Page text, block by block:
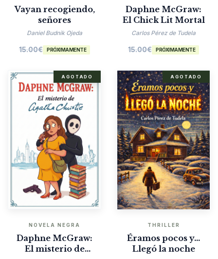
Vayan recogiendo,
señores
Daniel Budnik Ojeda
15.00€ PRÓXIMAMENTE
Daphne McGraw:
El Chick Lit Mortal
Carlos Pérez de Tudela
15.00€ PRÓXIMAMENTE
AGOTADO
NOVELA NEGRA
Daphne McGraw:
El misterio de
AGOTADO
THRILLER
Éramos pocos y…
Llegó la noche